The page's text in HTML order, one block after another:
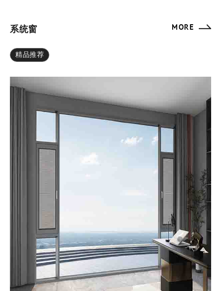
系统窗 MORE
精品推荐